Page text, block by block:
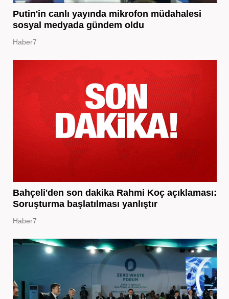
Putin'in canlı yayında mikrofon müdahalesi
sosyal medyada gündem oldu
Haber7
Bahçeli'den son dakika Rahmi Koç açıklaması:
Soruşturma başlatılması yanlıştır
Haber7